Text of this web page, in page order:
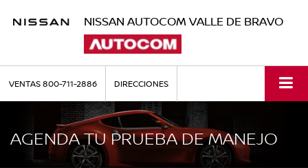
NISSAN AUTOCOM VALLE DE BRAVO
VENTAS800-711-2886 DIRECCIONES
AGENDA TU PRUEBA DE MANEJO